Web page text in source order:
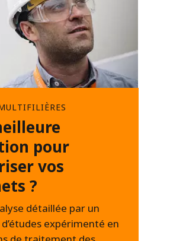
pour
vos
?
détaillée par un
expérimenté en